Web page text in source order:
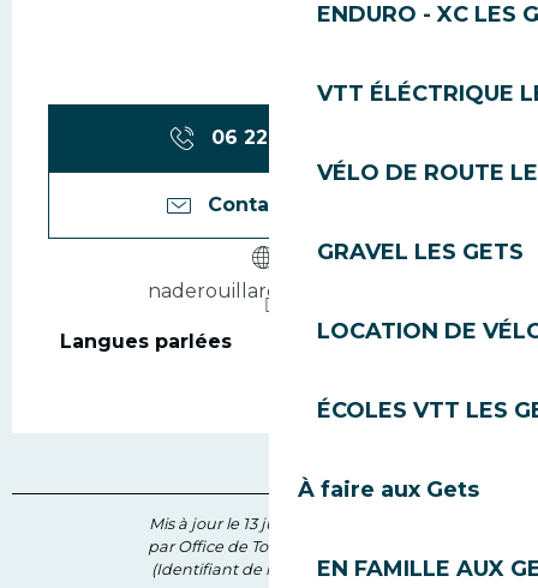
ENDURO - XC LES
VTT ÉLÉCTRIQUE
VÉLO DE ROUTE
GRAVEL LES GETS
LOCATION DE
ÉCOLES VTT LES
À faire aux Gets
EN FAMILLE AUX
06 22 90 80
Contactez-nous
naderouillard.wixsite.com
Langues parlées
Langues parlées
Mis à jour le 13 juillet 2026 à 11:10
par Office de Tourisme des Gets
(Identifiant de l'offre :
6044871)